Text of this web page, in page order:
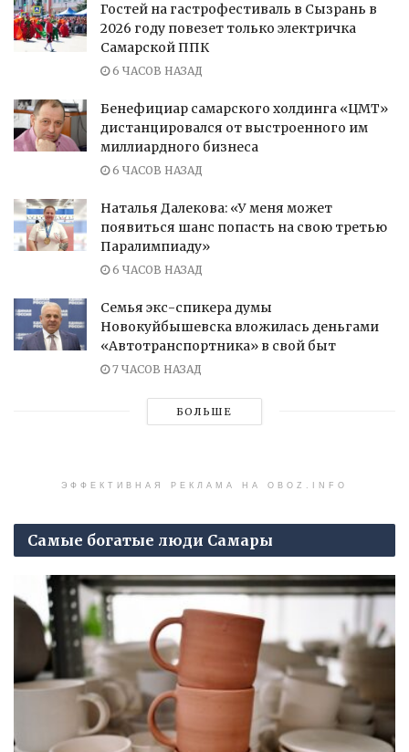
Гостей на гастрофестиваль в Сызрань в
2026 году повезет только электричка
Самарской ППК
6 ЧАСОВ НАЗАД
Бенефициар самарского холдинга «ЦМТ»
дистанцировался от выстроенного им
миллиардного бизнеса
6 ЧАСОВ НАЗАД
Наталья Далекова: «У меня может
появиться шанс попасть на свою третью
Паралимпиаду»
6 ЧАСОВ НАЗАД
Семья экс-спикера думы
Новокуйбышевска вложилась деньгами
«Автотранспортника» в свой быт
7 ЧАСОВ НАЗАД
БОЛЬШЕ
ЭФФЕКТИВНАЯ РЕКЛАМА НА OBOZ.INFO
Самые богатые люди Самары